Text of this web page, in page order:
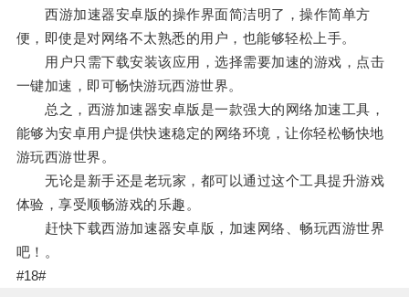
西游加速器安卓版的操作界面简洁明了，操作简单方
便，即使是对网络不太熟悉的用户，也能够轻松上手。
用户只需下载安装该应用，选择需要加速的游戏，点击
一键加速，即可畅快游玩西游世界。
总之，西游加速器安卓版是一款强大的网络加速工具，
能够为安卓用户提供快速稳定的网络环境，让你轻松畅快地
游玩西游世界。
无论是新手还是老玩家，都可以通过这个工具提升游戏
体验，享受顺畅游戏的乐趣。
赶快下载西游加速器安卓版，加速网络、畅玩西游世界
吧！。
#18#